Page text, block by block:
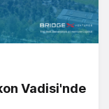
Vadisi'nde